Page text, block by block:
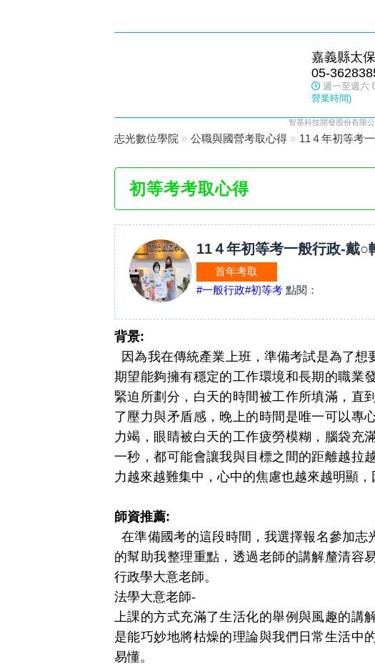
嘉義縣太
05-
週一至週六
營業時間)
智基科技開發股份有限
志光數位學院 » 公職與國營考取心得 » 11４年初等考
初等考考取心得
11４年初等考一般行政-戴○
首年考取
#一般行政#初等考 點閱：
背景:
因為我在傳統產業上班，準備考試是為了想
期望能夠擁有穩定的工作環境和長期的職業
緊迫所劃分，白天的時間被工作所填滿，直
了壓力與矛盾感，晚上的時間是唯一可以專
力竭，眼睛被白天的工作疲勞模糊，腦袋充
一秒，都可能會讓我與目標之間的距離越拉
力越來越難集中，心中的焦慮也越來越明顯，
師資推薦:
在準備國考的這段時間，我選擇報名參加
的幫助我整理重點，透過老師的講解釐清容
行政學大意老師。
法學大意老師-
上課的方式充滿了生活化的舉例與風趣的講
是能巧妙地將枯燥的理論與我們日常生活中
易懂。